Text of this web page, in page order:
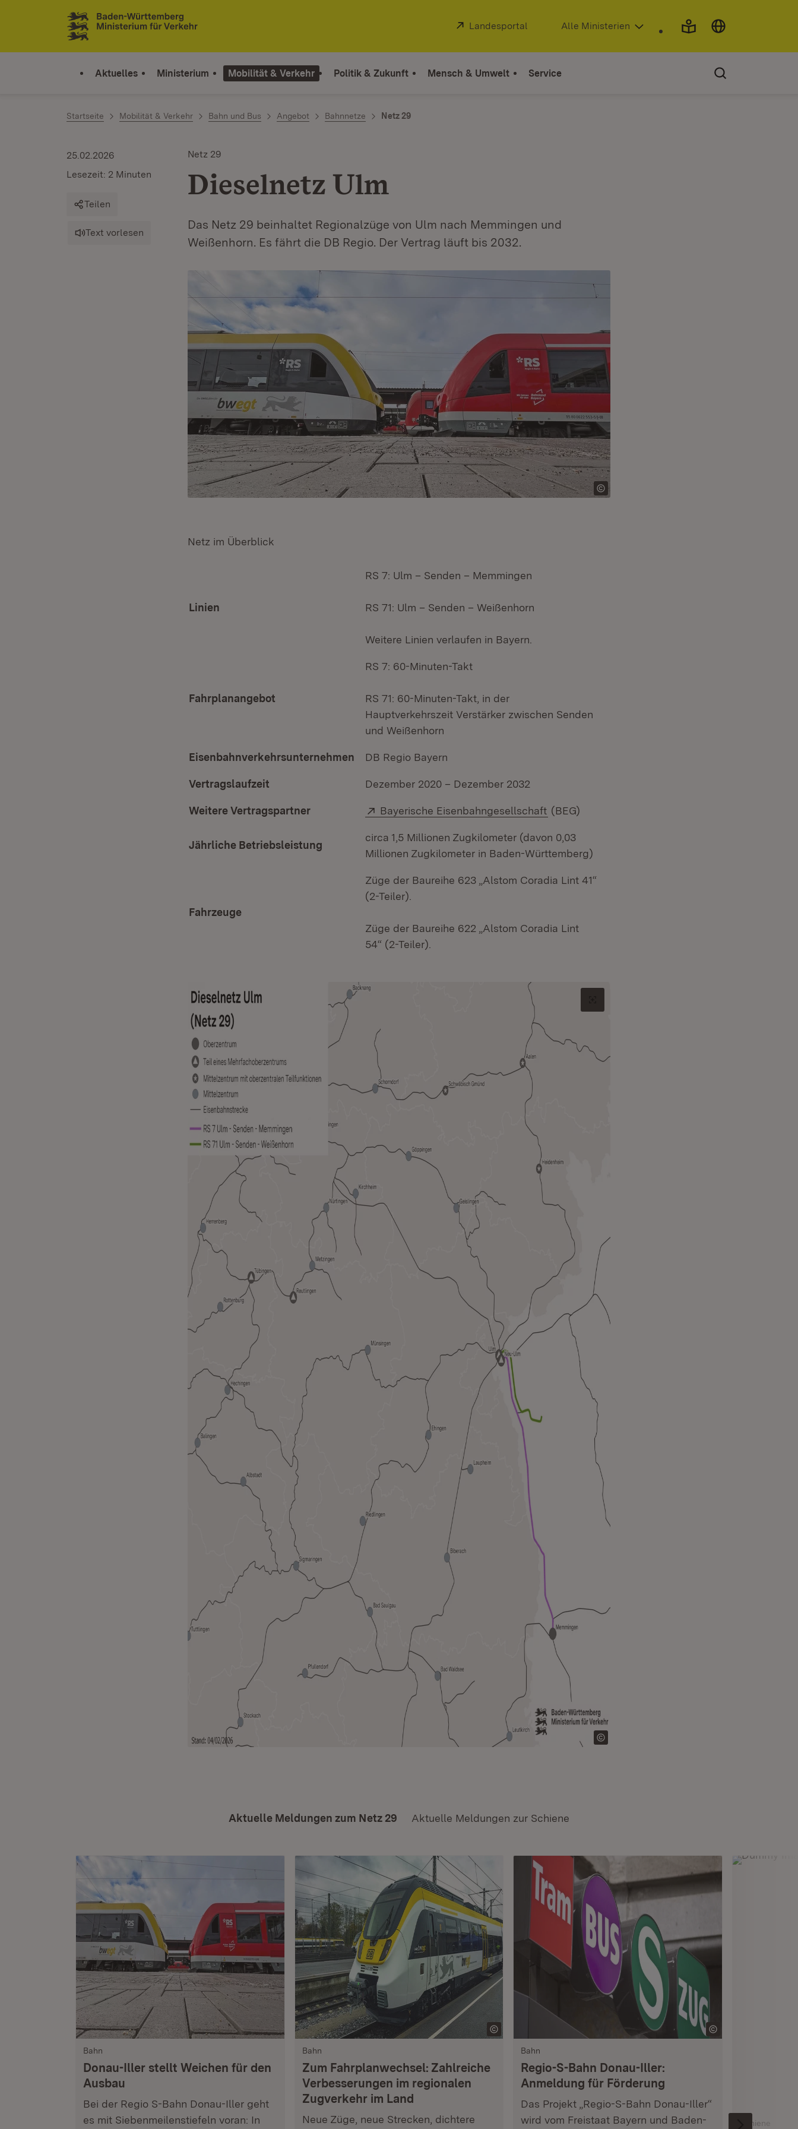
Zum Inhalt springen
Link zur Startseite
Extern:
Landesportal (Öffnet in neuem Fenster)
Alle Ministerien
Aktuelles Ministerium Mobilität & Verkehr Politik & Zukunft Mensch & Umwelt Service
Startseite Mobilität & Verkehr Bahn und Bus Angebot Bahnnetze Netz 29
Netz 29
Dieselnetz Ulm
Das Netz 29 beinhaltet Regionalzüge von Ulm nach Memmingen und
Weißenhorn. Es fährt die DB Regio. Der Vertrag läuft bis 2032.
25.02.2026
Lesezeit: 2 Minuten
Teilen
Text vorlesen
Netz im Überblick
Linien
RS 7: Ulm – Senden – Memmingen
RS 71: Ulm – Senden – Weißenhorn
Weitere Linien verlaufen in Bayern.
Fahrplanangebot
RS 7: 60-Minuten-Takt
RS 71: 60-Minuten-Takt, in der
Hauptverkehrszeit Verstärker zwischen Senden
und Weißenhorn
Eisenbahnverkehrsunternehmen DB Regio Bayern
Vertragslaufzeit Dezember 2020 – Dezember 2032
Weitere Vertragspartner Extern:
Bayerische Eisenbahngesellschaft (Öffnet in neuem Fenster)
(BEG)
Jährliche Betriebsleistung
circa 1,5 Millionen Zugkilometer (davon 0,03
Millionen Zugkilometer in Baden-Württemberg)
Fahrzeuge
Züge der Baureihe 623 „Alstom Coradia Lint 41“
(2-Teiler).
Züge der Baureihe 622 „Alstom Coradia Lint
54“ (2-Teiler).
Aktuelle Meldungen zum Netz 29 Aktuelle Meldungen zur Schiene
Bahn
Donau-Iller stellt Weichen für den
Ausbau
Bei der Regio S-Bahn Donau-Iller geht
es mit Siebenmeilenstiefeln voran: In
Bahn
Zum Fahrplanwechsel: Zahlreiche
Verbesserungen im regionalen
Zugverkehr im Land
Neue Züge, neue Strecken, dichtere
Bahn
Regio-S-Bahn Donau-Iller:
Anmeldung für Förderung
Das Projekt „Regio-S-Bahn Donau-Iller“
wird vom Freistaat Bayern und Baden-
Schiene